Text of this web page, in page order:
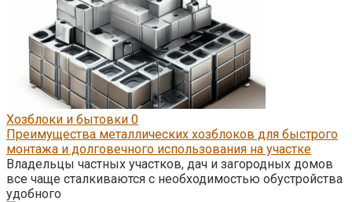
Хозблоки и бытовки 0
Преимущества металлических хозблоков для быстрого
монтажа и долговечного использования на участке
Владельцы частных участков, дач и загородных домов
все чаще сталкиваются с необходимостью обустройства
удобного